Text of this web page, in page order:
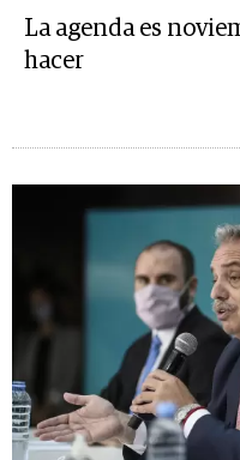
La agenda es
hacer